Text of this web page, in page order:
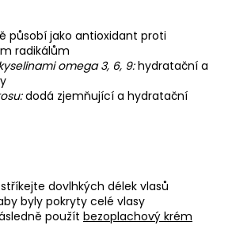
působí jako antioxidant proti
radikálům
omega 3, 6, 9:hydratační a
dodá zjemňující a hydratační
dovlhkých délek vlasů
byly pokryty celé vlasy
použít bezoplachový krém